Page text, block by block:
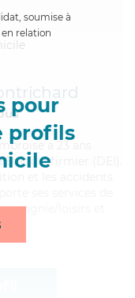
soumise à
relation
pour
profils
a 23 ans
d'infirmier (DEI).
loisirs et